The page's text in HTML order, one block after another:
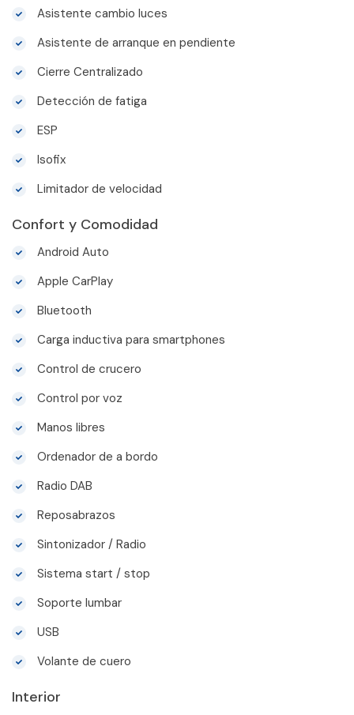
Asistente cambio luces
Asistente de arranque en pendiente
Cierre Centralizado
Detección de fatiga
ESP
Isofix
Limitador de velocidad
Confort y Comodidad
Android Auto
Apple CarPlay
Bluetooth
Carga inductiva para smartphones
Control de crucero
Control por voz
Manos libres
Ordenador de a bordo
Radio DAB
Reposabrazos
Sintonizador / Radio
Sistema start / stop
Soporte lumbar
USB
Volante de cuero
Interior